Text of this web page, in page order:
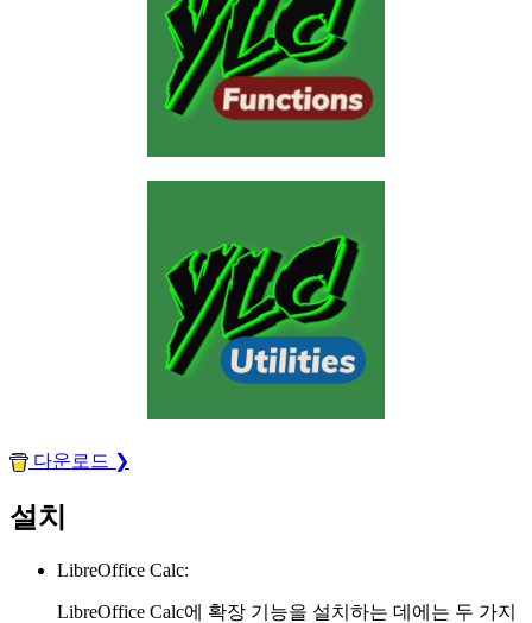
다운로드 ❯
설치
LibreOffice Calc:
LibreOffice Calc에 확장 기능을 설치하는 데에는 두 가지